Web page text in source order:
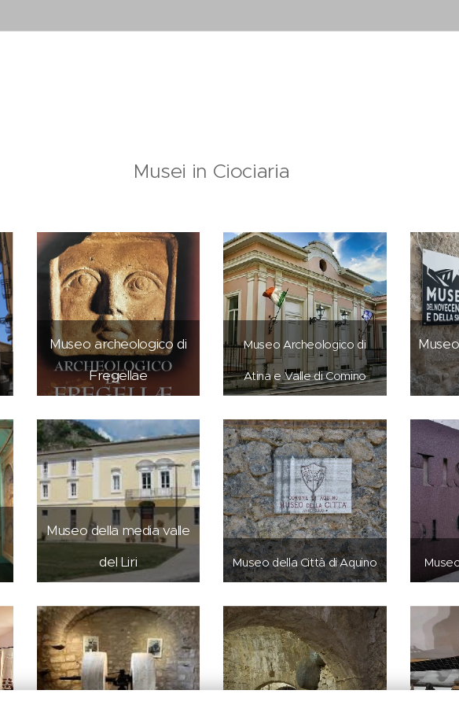
Musei in Ciociaria
Museo archeologico di
Fregellae
Museo Archeologico di
Atina e Valle di Comino
Museo della media valle
del Liri
Museo della Città di Aquino